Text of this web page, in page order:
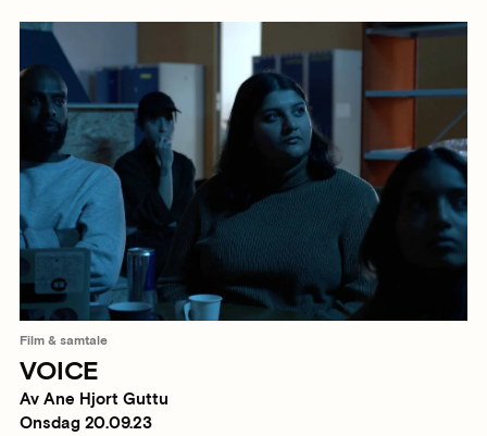
Film & samtale
VOICE
Av Ane Hjort Guttu
Onsdag 20.09.23